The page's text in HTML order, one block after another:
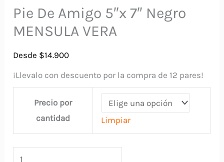
Pie De Amigo 5″x 7″ Negro
MENSULA VERA
Desde $14.900
¡Llevalo con descuento por la compra de 12 pares!
Precio por
cantidad
Limpiar